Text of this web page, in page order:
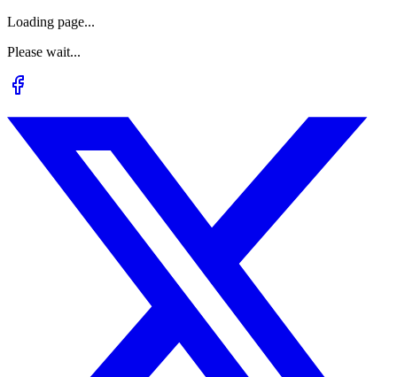
Loading page...
Please wait...